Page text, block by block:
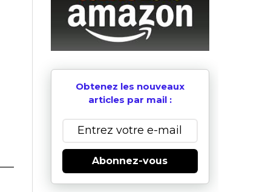
Obtenez les nouveaux
articles par mail :
Abonnez-vous